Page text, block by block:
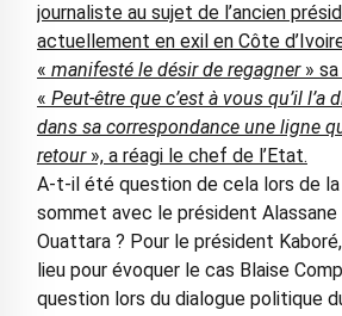
journaliste au sujet de l’ancien
actuellement en exil en Côte
« manifesté le désir de regagner» sa
« Peut-être que c’est à vous qu’il l’a
dans sa correspondance une ligne
retour», a réagi le chef de l’Etat.
A-t-il été question de cela lors de
sommet avec le président Alassane
Ouattara ? Pour le président
lieu pour évoquer le cas Blaise
question lors du dialogue politique